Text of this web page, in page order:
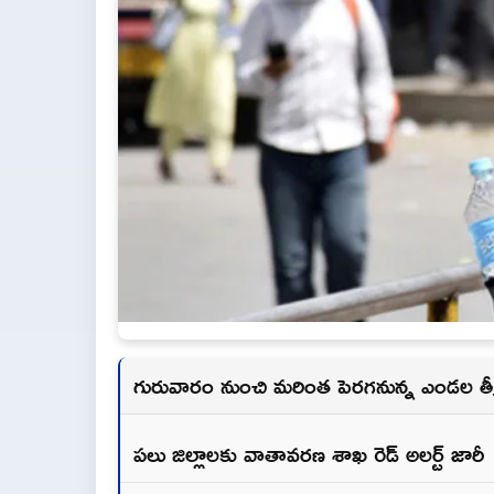
గురువారం నుంచి మరింత పెరగనున్న ఎండల
పలు జిల్లాలకు వాతావరణ శాఖ రెడ్ అలర్ట్ జారీ